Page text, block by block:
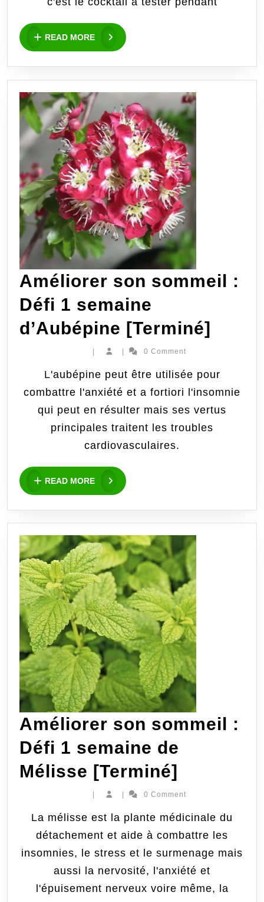
READ MORE
READ
MORE
Améliorer son sommeil :
Défi 1 semaine
d’Aubépine [Terminé]
:
Défi
| | 0 Comment
L'aubépine peut être utilisée pour
combattre l'anxiété et a fortiori l'insomnie
qui peut en résulter mais ses vertus
principales traitent les troubles
cardiovasculaires.
READ MORE
READ
MORE
Améliorer son sommeil :
Défi 1 semaine de
Mélisse [Terminé]
son
sommeil
:
Défi
1
| | 0 Comment
La mélisse est la plante médicinale du
détachement et aide à combattre les
insomnies, le stress et le surmenage mais
aussi la nervosité, l'anxiété et
l'épuisement nerveux voire même, la